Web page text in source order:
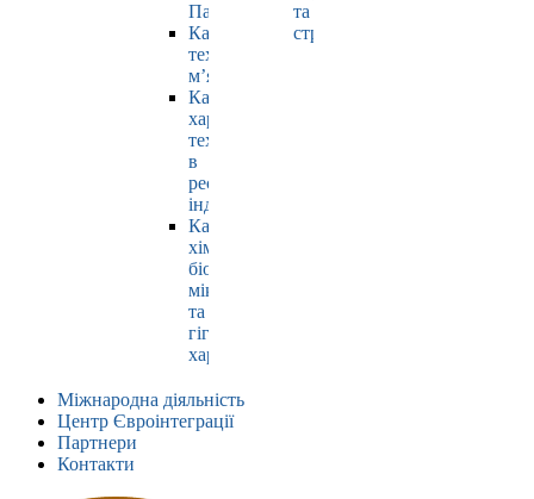
Павлюк
Кафедра
технології
м’яса
Кафедра
харчових
технологій
в
ресторанній
індустрії
Кафедра
хімії,
біохімії,
мікробіології
та
гігієни
харчування
та
страхування
Міжнародна діяльність
Центр Євроінтеграції
Партнери
Контакти